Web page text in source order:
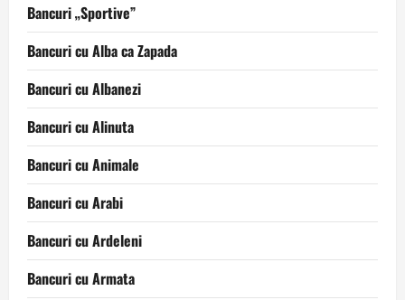
Bancuri „Sportive”
Bancuri cu Alba ca Zapada
Bancuri cu Albanezi
Bancuri cu Alinuta
Bancuri cu Animale
Bancuri cu Arabi
Bancuri cu Ardeleni
Bancuri cu Armata